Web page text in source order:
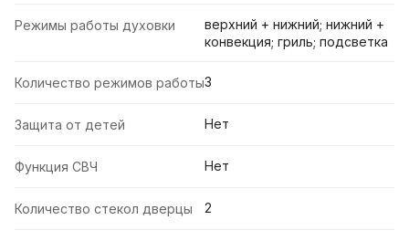
Режимы работы духовки
верхний + нижний; нижний +
конвекция; гриль; подсветка
Количество режимов работы3
Защита от детей Нет
Функция СВЧ Нет
Количество стекол дверцы 2